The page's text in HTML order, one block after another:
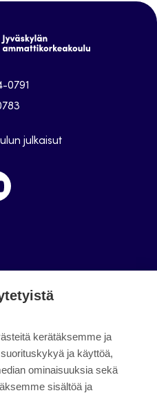
0791
julkaisut
kerätäksemme ja
ja käyttöä,
ominaisuuksia sekä
sisältöä ja